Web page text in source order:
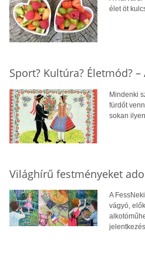
élet öt
Sport? Kultúra? Életmód?
Mindenki
fürdőt
sokan
Világhírű festményeket
A
vágyó,